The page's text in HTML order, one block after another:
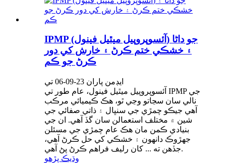
IPMP (آئسوپروپيل ميٿيل فينول) جو داڻا
۽ خشڪي ختم ڪرڻ ۽ خارش کي دور
ڪرڻ جو ڪم
ايڊمن پاران 23-09-06 تي
آئسوپروپيل ميٿيل فينول، عام طور تي IPMP جي
نالي سان سڃاتو وڃي ٿو، هڪ ڪيميائي مرڪب
آهي جيڪو چمڙي جي سنڀال ۽ ذاتي صفائي جي
شين ۾ مختلف استعمالن سان گڏ آهي. ان جي
بنيادي ڪمن مان هڪ عام چمڙي جي مسئلن
جهڙوڪ دانهون ۽ خشڪي کي حل ڪرڻ آهي،
جڏهن ته ... کان رليف فراهم ڪرڻ پڻ آهي.
وڌيڪ پڙهو